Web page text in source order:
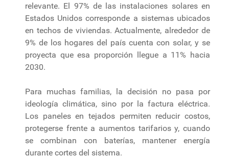
relevante. El 97% de las instalaciones solares en
Estados Unidos corresponde a sistemas ubicados
en techos de viviendas. Actualmente, alrededor de
9% de los hogares del país cuenta con solar, y se
proyecta que esa proporción llegue a 11% hacia
2030.
Para muchas familias, la decisión no pasa por
ideología climática, sino por la factura eléctrica.
Los paneles en tejados permiten reducir costos,
protegerse frente a aumentos tarifarios y, cuando
se combinan con baterías, mantener energía
durante cortes del sistema.